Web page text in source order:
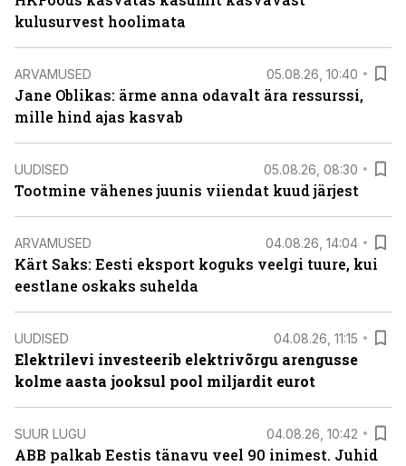
kulusurvest hoolimata
ARVAMUSED 05.08.26, 10:40
Jane Oblikas: ärme anna odavalt ära ressurssi,
mille hind ajas kasvab
UUDISED 05.08.26, 08:30
Tootmine vähenes juunis viiendat kuud järjest
ARVAMUSED 04.08.26, 14:04
Kärt Saks: Eesti eksport koguks veelgi tuure, kui
eestlane oskaks suhelda
UUDISED 04.08.26, 11:15
Elektrilevi investeerib elektrivõrgu arengusse
kolme aasta jooksul pool miljardit eurot
SUUR LUGU 04.08.26, 10:42
ABB palkab Eestis tänavu veel 90 inimest. Juhid